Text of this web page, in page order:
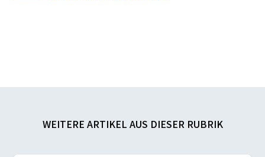
WEITERE ARTIKEL AUS DIESER RUBRIK